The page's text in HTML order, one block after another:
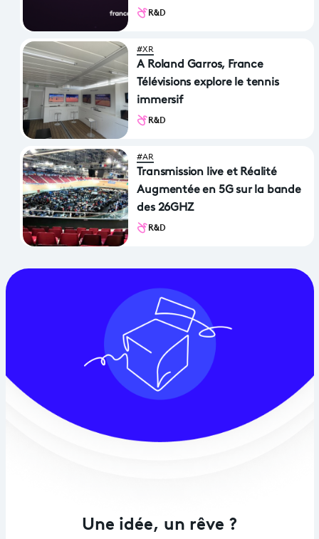
R&D
#XR
A Roland Garros, France
Télévisions explore le tennis
immersif
R&D
#AR
Transmission live et Réalité
Augmentée en 5G sur la bande
des 26GHZ
R&D
Une idée, un rêve ?